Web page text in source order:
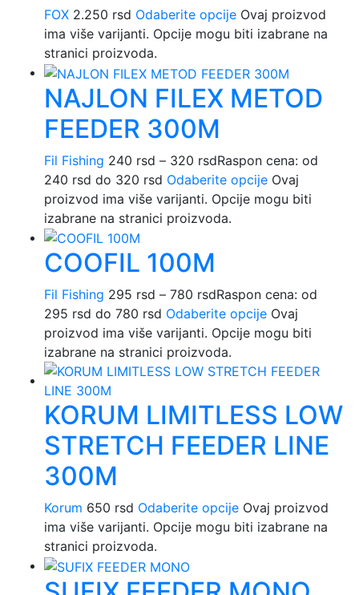
FOX 2.250 rsd Odaberite opcije Ovaj proizvod
ima više varijanti. Opcije mogu biti izabrane na
stranici proizvoda.
NAJLON FILEX METOD
FEEDER 300M
Fil Fishing 240 rsd – 320 rsdRaspon cena: od
240 rsd do 320 rsd Odaberite opcije Ovaj
proizvod ima više varijanti. Opcije mogu biti
izabrane na stranici proizvoda.
COOFIL 100M
Fil Fishing 295 rsd – 780 rsdRaspon cena: od
295 rsd do 780 rsd Odaberite opcije Ovaj
proizvod ima više varijanti. Opcije mogu biti
izabrane na stranici proizvoda.
KORUM LIMITLESS LOW
STRETCH FEEDER LINE
300M
Korum 650 rsd Odaberite opcije Ovaj proizvod
ima više varijanti. Opcije mogu biti izabrane na
stranici proizvoda.